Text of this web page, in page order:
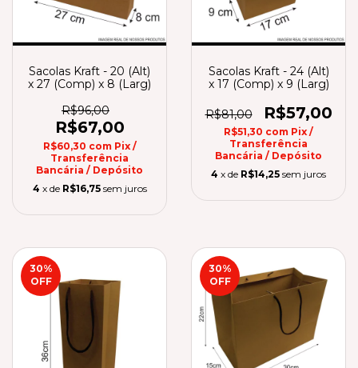
Sacolas Kraft - 20 (Alt)
x 27 (Comp) x 8 (Larg)
R$96,00
R$67,00
R$60,30 com Pix /
Transferência
Bancária / Depósito
4 x de R$16,75 sem juros
Sacolas Kraft - 24 (Alt)
x 17 (Comp) x 9 (Larg)
R$81,00 R$57,00
R$51,30 com Pix /
Transferência
Bancária / Depósito
4 x de R$14,25 sem juros
30%
OFF
30%
OFF